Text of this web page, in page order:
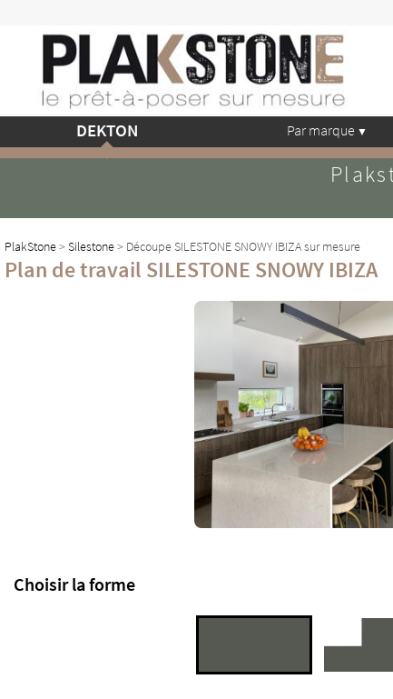
DEKTON Par marque
PlakStone>Silestone> Découpe SILESTONE SNOWY IBIZA sur mesure
Plan de travail SILESTONE SNOWY IBIZA
Choisir la forme